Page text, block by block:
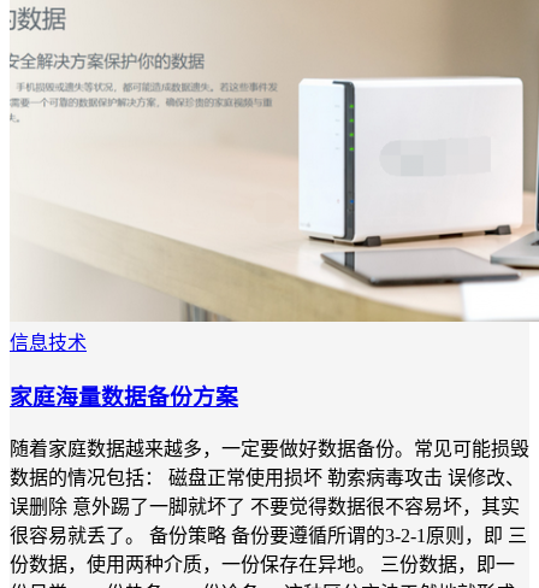
信息技术
家庭海量数据备份方案
随着家庭数据越来越多，一定要做好数据备份。常见可能损毁
数据的情况包括： 磁盘正常使用损坏 勒索病毒攻击 误修改、
误删除 意外踢了一脚就坏了 不要觉得数据很不容易坏，其实
很容易就丢了。 备份策略 备份要遵循所谓的3-2-1原则，即 三
份数据，使用两种介质，一份保存在异地。 三份数据，即一